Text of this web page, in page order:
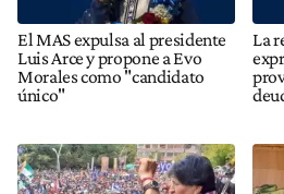
El MAS expulsa al presidente
Luis Arce y propone a Evo
Morales como "candidato
único"
La